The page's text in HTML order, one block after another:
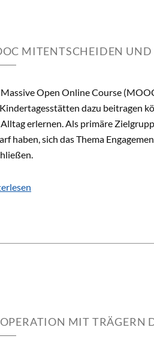
MITENTSCHEIDEN
Open Online Course
dazu beitragen
erlernen. Als primäre
haben, sich das Thema
MIT TRÄGERN